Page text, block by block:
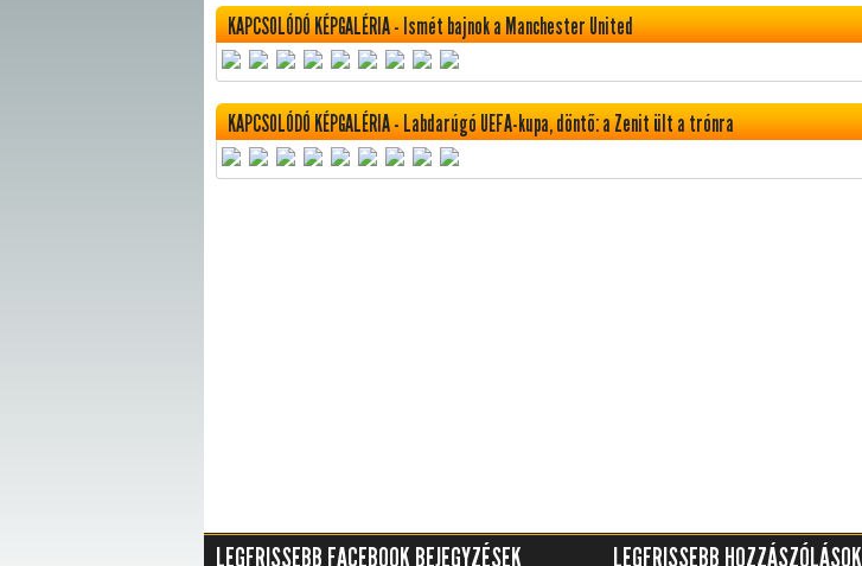
KAPCSOLÓDÓ KÉPGALÉRIA - Ismét bajnok a Manchester United
KAPCSOLÓDÓ KÉPGALÉRIA - Labdarúgó UEFA-kupa, döntő: a Zenit ült a trónra
LEGFRISSEBB FACEBOOK BEJEGYZÉSEK LEGFRISSEBB HOZZÁSZÓLÁSOK